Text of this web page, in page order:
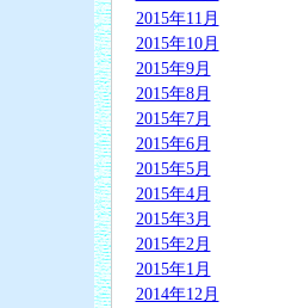
2015年11月
2015年10月
2015年9月
2015年8月
2015年7月
2015年6月
2015年5月
2015年4月
2015年3月
2015年2月
2015年1月
2014年12月